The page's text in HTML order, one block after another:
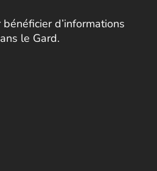
d’informations
le Gard.